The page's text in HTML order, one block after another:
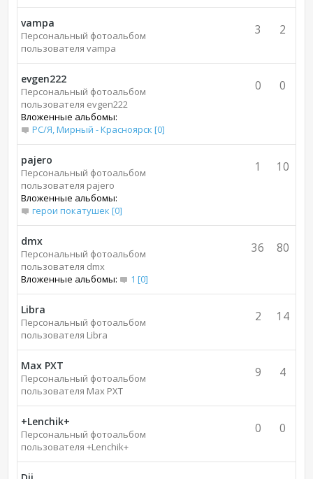
vampa
Персональный фотоальбом
пользователя vampa
2
3
evgen222
Персональный фотоальбом
пользователя evgen222
Вложенные альбомы:
РС/Я, Мирный - Красноярск [0]
0
0
pajero
Персональный фотоальбом
пользователя pajero
Вложенные альбомы:
герои покатушек [0]
10
1
dmx
Персональный фотоальбом
пользователя dmx
Вложенные альбомы:
1 [0]
80
36
Libra
Персональный фотоальбом
пользователя Libra
14
2
Max PXT
Персональный фотоальбом
пользователя Max PXT
4
9
+Lenchik+
Персональный фотоальбом
пользователя +Lenchik+
0
0